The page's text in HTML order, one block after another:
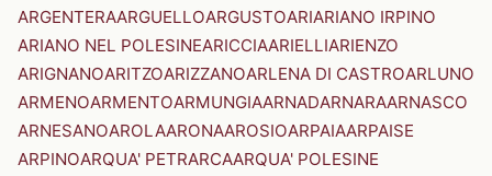
ARGENTERAARGUELLOARGUSTOARIARIANO IRPINO
ARIANO NEL POLESINEARICCIAARIELLIARIENZO
ARIGNANOARITZOARIZZANOARLENA DI CASTROARLUNO
ARMENOARMENTOARMUNGIAARNADARNARAARNASCO
ARNESANOAROLAARONAAROSIOARPAIAARPAISE
ARPINOARQUA' PETRARCAARQUA' POLESINE